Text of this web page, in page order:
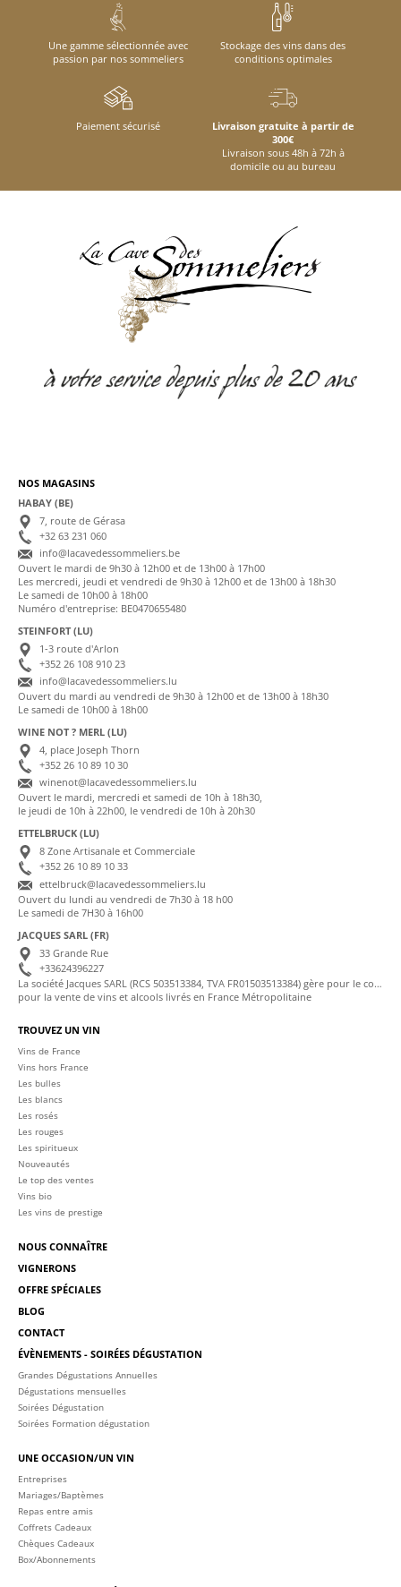
Une gamme sélectionnée avec
passion par nos sommeliers
Stockage des vins dans des
conditions optimales
Paiement sécurisé
Livraison gratuite à partir de
300€
Livraison sous 48h à 72h à
domicile ou au bureau
NOS MAGASINS
HABAY (BE)
7, route de Gérasa
+32 63 231 060
info@lacavedessommeliers.be
Ouvert le mardi de 9h30 à 12h00 et de 13h00 à 17h00
Les mercredi, jeudi et vendredi de 9h30 à 12h00 et de 13h00 à 18h30
Le samedi de 10h00 à 18h00
Numéro d'entreprise: BE0470655480
STEINFORT (LU)
1-3 route d'Arlon
+352 26 108 910 23
info@lacavedessommeliers.lu
Ouvert du mardi au vendredi de 9h30 à 12h00 et de 13h00 à 18h30
Le samedi de 10h00 à 18h00
WINE NOT ? MERL (LU)
4, place Joseph Thorn
+352 26 10 89 10 30
winenot@lacavedessommeliers.lu
Ouvert le mardi, mercredi et samedi de 10h à 18h30,
le jeudi de 10h à 22h00, le vendredi de 10h à 20h30
ETTELBRUCK (LU)
8 Zone Artisanale et Commerciale
+352 26 10 89 10 33
ettelbruck@lacavedessommeliers.lu
Ouvert du lundi au vendredi de 7h30 à 18 h00
Le samedi de 7H30 à 16h00
JACQUES SARL (FR)
33 Grande Rue
+33624396227
La société Jacques SARL (RCS 503513384, TVA FR01503513384) gère pour le compte de La Cave des Sommeliers les transactions bancaires et la facturation
pour la vente de vins et alcools livrés en France Métropolitaine
TROUVEZ UN VIN
Vins de France
Vins hors France
Les bulles
Les blancs
Les rosés
Les rouges
Les spiritueux
Nouveautés
Le top des ventes
Vins bio
Les vins de prestige
NOUS CONNAÎTRE
VIGNERONS
OFFRE SPÉCIALES
BLOG
CONTACT
ÉVÈNEMENTS - SOIRÉES DÉGUSTATION
Grandes Dégustations Annuelles
Dégustations mensuelles
Soirées Dégustation
Soirées Formation dégustation
UNE OCCASION/UN VIN
Entreprises
Mariages/Baptèmes
Repas entre amis
Coffrets Cadeaux
Chèques Cadeaux
Box/Abonnements